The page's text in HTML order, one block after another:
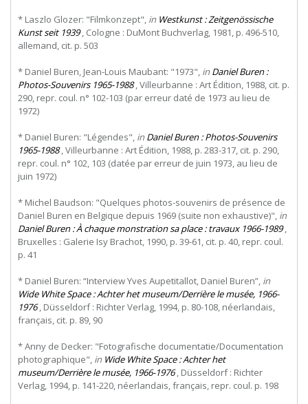
* Laszlo Glozer: "Filmkonzept", in Westkunst : Zeitgenössische
Kunst seit 1939, Cologne : DuMont Buchverlag, 1981, p. 496-510,
allemand, cit. p. 503
* Daniel Buren, Jean-Louis Maubant: "1973", in Daniel Buren :
Photos-Souvenirs 1965-1988, Villeurbanne : Art Édition, 1988, cit. p.
290, repr. coul. n° 102-103 (par erreur daté de 1973 au lieu de
1972)
* Daniel Buren: "Légendes", in Daniel Buren : Photos-Souvenirs
1965-1988, Villeurbanne : Art Édition, 1988, p. 283-317, cit. p. 290,
repr. coul. n° 102, 103 (datée par erreur de juin 1973, au lieu de
juin 1972)
* Michel Baudson: "Quelques photos-souvenirs de présence de
Daniel Buren en Belgique depuis 1969 (suite non exhaustive)", in
Daniel Buren : À chaque monstration sa place : travaux 1966-1989,
Bruxelles : Galerie Isy Brachot, 1990, p. 39-61, cit. p. 40, repr. coul.
p. 41
* Daniel Buren: “Interview Yves Aupetitallot, Daniel Buren”, in
Wide White Space : Achter het museum/Derrière le musée, 1966-
1976, Düsseldorf : Richter Verlag, 1994, p. 80-108, néerlandais,
français, cit. p. 89, 90
* Anny de Decker: "Fotografische documentatie/Documentation
photographique", in Wide White Space : Achter het
museum/Derrière le musée, 1966-1976, Düsseldorf : Richter
Verlag, 1994, p. 141-220, néerlandais, français, repr. coul. p. 198